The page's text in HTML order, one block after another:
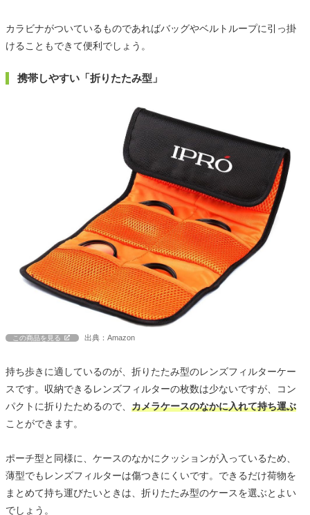
カラビナがついているものであればバッグやベルトループに引っ掛
けることもできて便利でしょう。
携帯しやすい「折りたたみ型」
この商品を見る 出典：Amazon
持ち歩きに適しているのが、折りたたみ型のレンズフィルターケー
スです。収納できるレンズフィルターの枚数は少ないですが、コン
パクトに折りたためるので、 カメラケースのなかに入れて持ち運ぶ
ことができます。
ポーチ型と同様に、ケースのなかにクッションが入っているため、
薄型でもレンズフィルターは傷つきにくいです。できるだけ荷物を
まとめて持ち運びたいときは、折りたたみ型のケースを選ぶとよい
でしょう。